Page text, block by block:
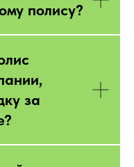
полису?
за